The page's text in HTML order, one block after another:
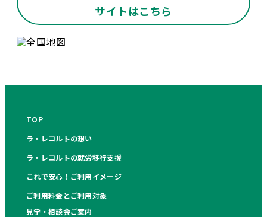
サイトはこちら
TOP
ラ・レコルトの想い
ラ・レコルトの就労移行支援
これで安心！ご利用イメージ
ご利用料金とご利用対象
見学・相談会ご案内